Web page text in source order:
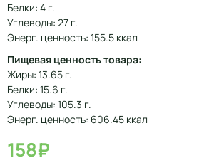
Белки: 4 г.
Углеводы: 27 г.
Энерг. ценность: 155.5 ккал
Пищевая ценность товара:
Жиры: 13.65 г.
Белки: 15.6 г.
Углеводы: 105.3 г.
Энерг. ценность: 606.45 ккал
158₽